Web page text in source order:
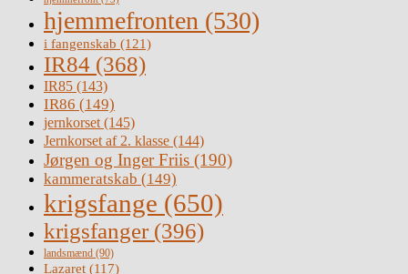
hjemmefronten (530)
i fangenskab (121)
IR84 (368)
IR85 (143)
IR86 (149)
jernkorset(145)
Jernkorset af 2. klasse (144)
Jørgen og Inger Friis (190)
kammeratskab (149)
krigsfange (650)
krigsfanger (396)
landsmænd (90)
Lazaret (117)